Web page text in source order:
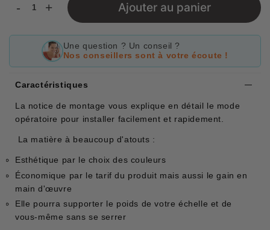
- + Ajouter au panier
Une question ? Un conseil ?
Nos conseillers sont à votre écoute !
Caractéristiques
La notice de montage vous explique en détail le mode
opératoire pour installer facilement et rapidement.
La matière à beaucoup d'atouts :
Esthétique par le choix des couleurs
Économique par le tarif du produit mais aussi le gain en
main d'œuvre
Elle pourra supporter le poids de votre échelle et de
vous-même sans se serrer